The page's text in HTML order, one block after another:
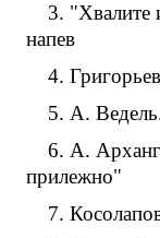
3. "Хвалите
напев
4.
5. А.
6. А.
прилежно"
7.